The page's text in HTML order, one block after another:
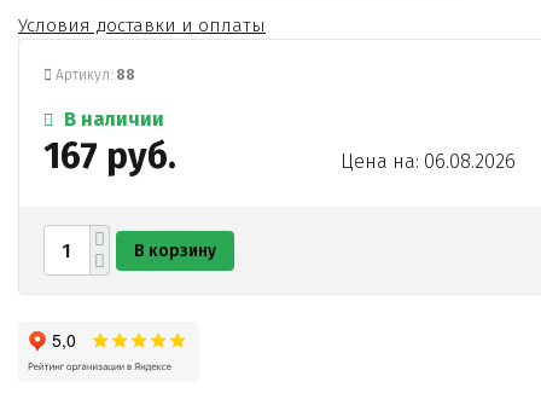
Условия доставки и оплаты
Артикул: 88
В наличии
167 руб. Цена на: 06.08.2026
В корзину